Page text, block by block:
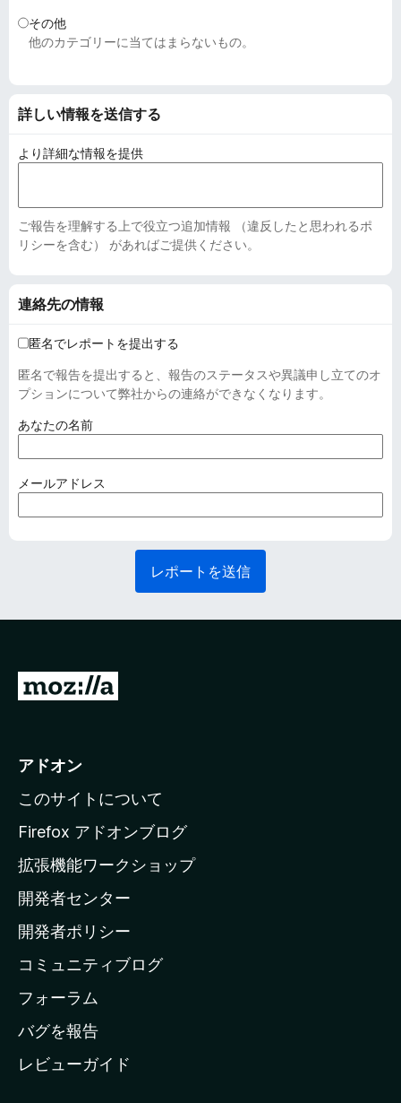
その他
他のカテゴリーに当てはまらないもの。
詳しい情報を送信する
より詳細な情報を提供
ご報告を理解する上で役立つ追加情報 （違反したと思われるポ
リシーを含む） があればご提供ください。
連絡先の情報
匿名でレポートを提出する
匿名で報告を提出すると、報告のステータスや異議申し立てのオ
プションについて弊社からの連絡ができなくなります。
あなたの名前(
須
)
メールアドレス
須
レポートを送信
M
i
l
a
ホ
ー
ム
ー
ジ
へ
アドオン
このサイトについて
Firefox アドオンブログ
拡張機能ワークショップ
開発者センター
開発者ポリシー
コミュニティブログ
フォーラム
バグを報告
レビューガイド